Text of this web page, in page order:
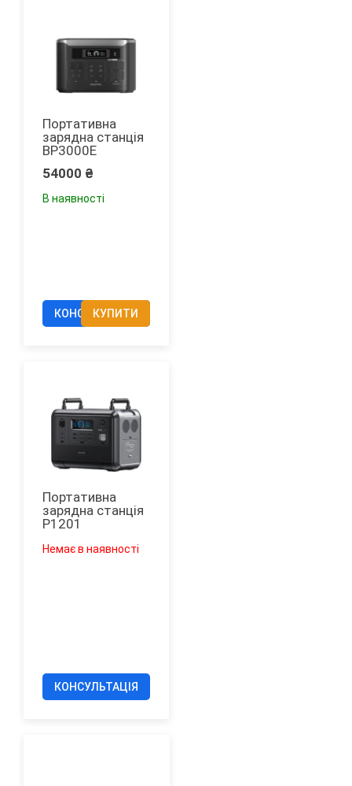
Портативна
зарядна станція
BP3000E
54000 ₴
В наявності
КУПИТИ
КОНСУЛЬТАЦІЯ
Портативна
зарядна станція
P1201
Немає в наявності
КОНСУЛЬТАЦІЯ